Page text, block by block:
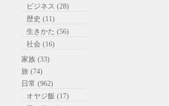
ビジネス (28)
歴史 (11)
生きかた (56)
社会 (16)
家族 (33)
旅 (74)
日常 (962)
オヤジ飯 (17)